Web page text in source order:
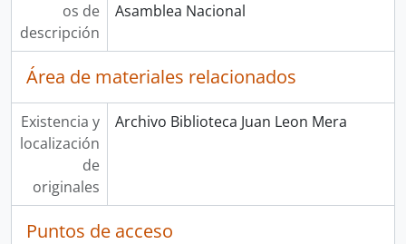
os de
descripción
Asamblea Nacional
Área de materiales relacionados
Existencia y
localización
de
originales
Archivo Biblioteca Juan Leon Mera
Puntos de acceso